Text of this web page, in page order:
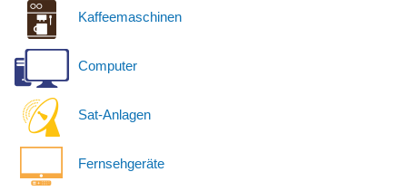
Kaffeemaschinen
Computer
Sat-Anlagen
Fernsehgeräte